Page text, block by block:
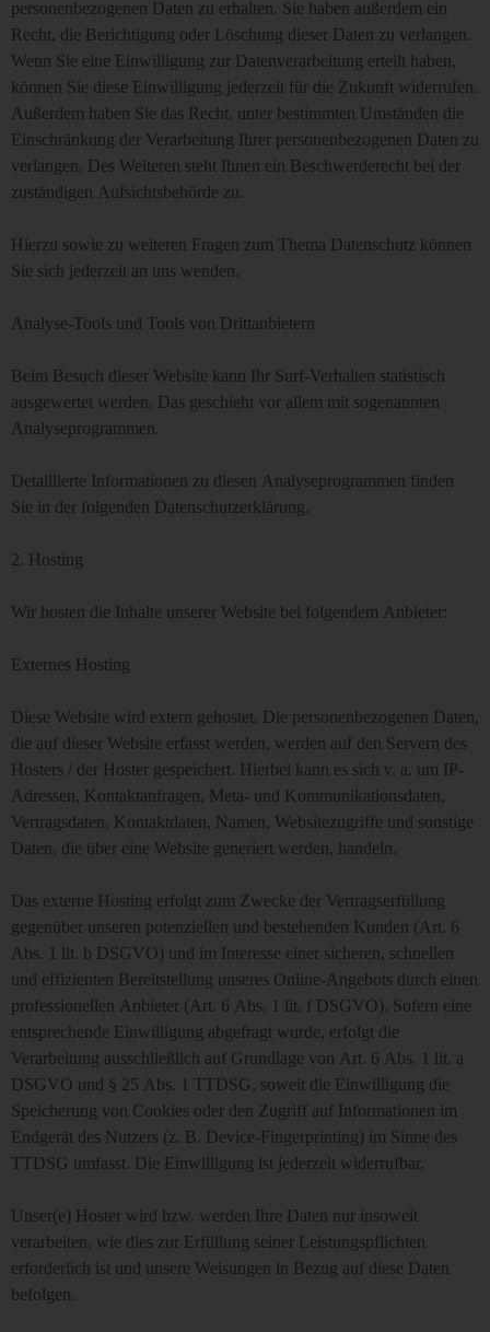
personenbezogenen Daten zu erhalten. Sie haben außerdem ein
Recht, die Berichtigung oder Löschung dieser Daten zu verlangen.
Wenn Sie eine Einwilligung zur Datenverarbeitung erteilt haben,
können Sie diese Einwilligung jederzeit für die Zukunft widerrufen.
Außerdem haben Sie das Recht, unter bestimmten Umständen die
Einschränkung der Verarbeitung Ihrer personenbezogenen Daten zu
verlangen. Des Weiteren steht Ihnen ein Beschwerderecht bei der
zuständigen Aufsichtsbehörde zu.
Hierzu sowie zu weiteren Fragen zum Thema Datenschutz können
Sie sich jederzeit an uns wenden.
Analyse-Tools und Tools von Dritt­anbietern
Beim Besuch dieser Website kann Ihr Surf-Verhalten statistisch
ausgewertet werden. Das geschieht vor allem mit sogenannten
Analyseprogrammen.
Detaillierte Informationen zu diesen Analyseprogrammen finden
Sie in der folgenden Datenschutzerklärung.
2. Hosting
Wir hosten die Inhalte unserer Website bei folgendem Anbieter:
Externes Hosting
Diese Website wird extern gehostet. Die personenbezogenen Daten,
die auf dieser Website erfasst werden, werden auf den Servern des
Hosters / der Hoster gespeichert. Hierbei kann es sich v. a. um IP-
Adressen, Kontaktanfragen, Meta- und Kommunikationsdaten,
Vertragsdaten, Kontaktdaten, Namen, Websitezugriffe und sonstige
Daten, die über eine Website generiert werden, handeln.
Das externe Hosting erfolgt zum Zwecke der Vertragserfüllung
gegenüber unseren potenziellen und bestehenden Kunden (Art. 6
Abs. 1 lit. b DSGVO) und im Interesse einer sicheren, schnellen
und effizienten Bereitstellung unseres Online-Angebots durch einen
professionellen Anbieter (Art. 6 Abs. 1 lit. f DSGVO). Sofern eine
entsprechende Einwilligung abgefragt wurde, erfolgt die
Verarbeitung ausschließlich auf Grundlage von Art. 6 Abs. 1 lit. a
DSGVO und § 25 Abs. 1 TTDSG, soweit die Einwilligung die
Speicherung von Cookies oder den Zugriff auf Informationen im
Endgerät des Nutzers (z. B. Device-Fingerprinting) im Sinne des
TTDSG umfasst. Die Einwilligung ist jederzeit widerrufbar.
Unser(e) Hoster wird bzw. werden Ihre Daten nur insoweit
verarbeiten, wie dies zur Erfüllung seiner Leistungspflichten
erforderlich ist und unsere Weisungen in Bezug auf diese Daten
befolgen.